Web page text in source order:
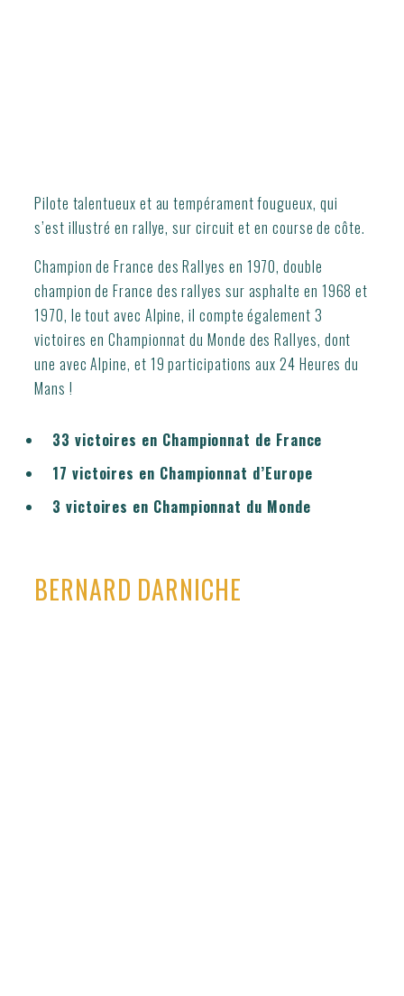
Pilote talentueux et au tempérament fougueux, qui
s’est illustré en rallye, sur circuit et en course de côte.
Champion de France des Rallyes en 1970, double
champion de France des rallyes sur asphalte en 1968 et
1970, le tout avec Alpine, il compte également 3
victoires en Championnat du Monde des Rallyes, dont
une avec Alpine, et 19 participations aux 24 Heures du
Mans !
33 victoires en Championnat de France
17 victoires en Championnat d’Europe
3 victoires en Championnat du Monde
BERNARD DARNICHE